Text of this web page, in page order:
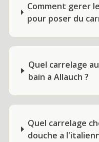
Comment gerer
pour poser du
Quel carrelage
bain a Allauch ?
Quel carrelage
douche a